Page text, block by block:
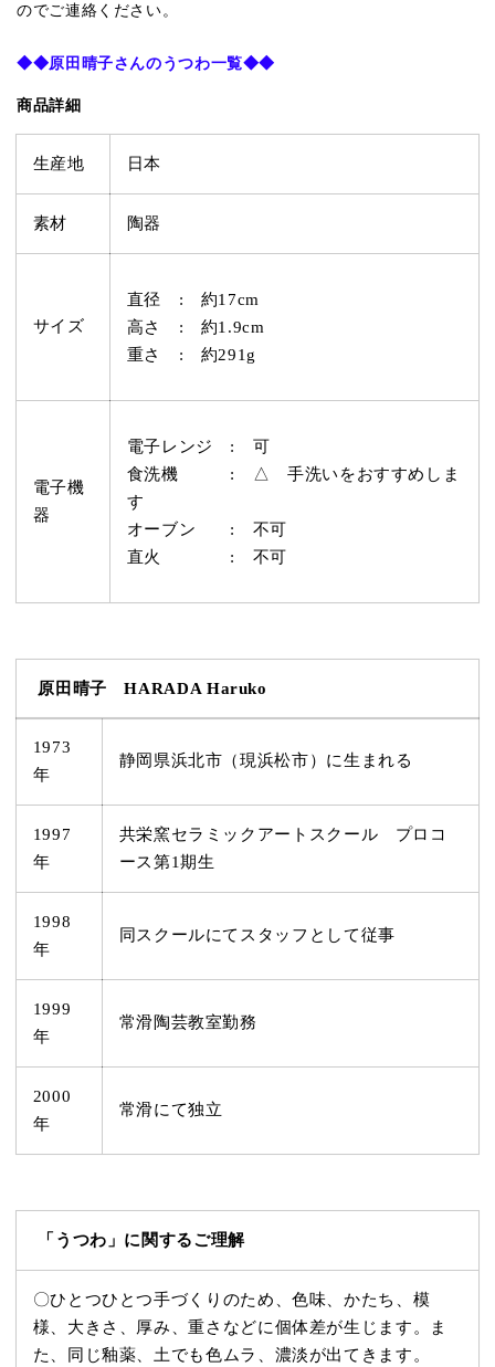
のでご連絡ください。
◆◆原田晴子さんのうつわ一覧◆◆
商品詳細
生産地 日本
素材 陶器
サイズ
直径 : 約17cm
高さ : 約1.9cm
重さ : 約291g
電子機
器
電子レンジ : 可
食洗機 : △ 手洗いをおすすめしま
す
オーブン : 不可
直火 : 不可
原田晴子 HARADA Haruko
1973
年
静岡県浜北市（現浜松市）に生まれる
1997
年
共栄窯セラミックアートスクール プロコ
ース第1期生
1998
年
同スクールにてスタッフとして従事
1999
年
常滑陶芸教室勤務
2000
年
常滑にて独立
「うつわ」に関するご理解
〇ひとつひとつ手づくりのため、色味、かたち、模
様、大きさ、厚み、重さなどに個体差が生じます。ま
た、同じ釉薬、土でも色ムラ、濃淡が出てきます。